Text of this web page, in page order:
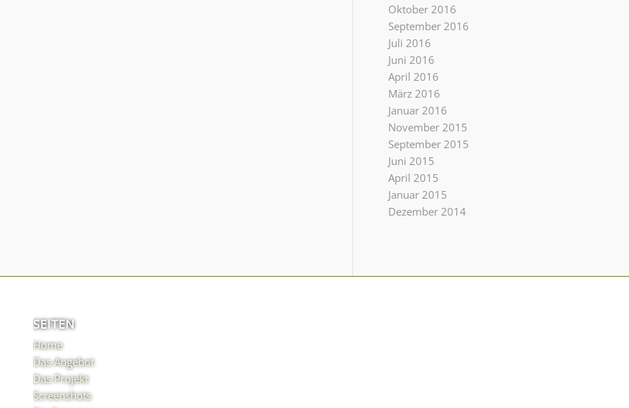
Oktober 2016
September 2016
Juli 2016
Juni 2016
April 2016
März 2016
Januar 2016
November 2015
September 2015
Juni 2015
April 2015
Januar 2015
Dezember 2014
SEITEN
Home
Das Angebot
Das Projekt
Screenshots